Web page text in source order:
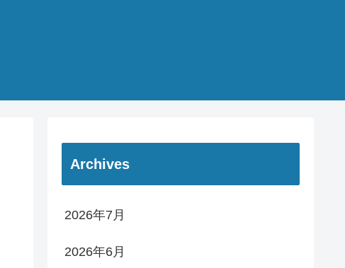
Archives
2026年7月
2026年6月